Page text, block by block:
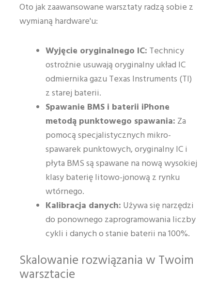
Oto jak zaawansowane warsztaty radzą sobie z
wymianą hardware'u:
Wyjęcie oryginalnego IC: Technicy
ostrożnie usuwają oryginalny układ IC
odmiernika gazu Texas Instruments (TI)
z starej baterii.
Spawanie BMS i baterii iPhone
metodą punktowego spawania: Za
pomocą specjalistycznych mikro-
spawarek punktowych, oryginalny IC i
płyta BMS są spawane na nową wysokiej
klasy baterię litowo-jonową z rynku
wtórnego.
Kalibracja danych: Używa się narzędzi
do ponownego zaprogramowania liczby
cykli i danych o stanie baterii na 100%.
Skalowanie rozwiązania w Twoim
warsztacie